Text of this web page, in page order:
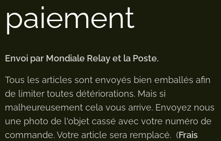
paiement
Envoi par Mondiale Relay et la Poste.
Tous les articles sont envoyés bien emballés afin
de limiter toutes détériorations. Mais si
malheureusement cela vous arrive. Envoyez nous
une photo de l'objet cassé avec votre numéro de
commande. Votre article sera remplacé. (Frais